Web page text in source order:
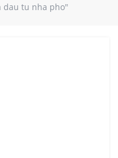
dau tu nha pho"